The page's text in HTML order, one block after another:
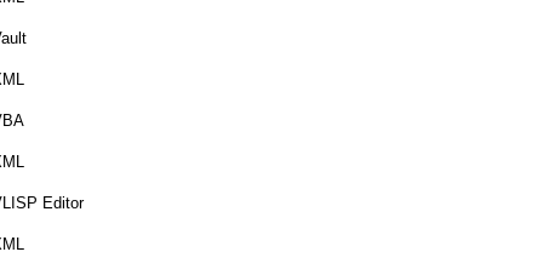
Editor